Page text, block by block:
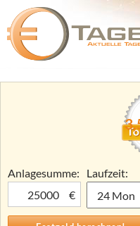
Zum
Anlagesumme:
€
Laufzeit: